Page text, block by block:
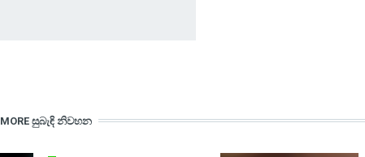
MORE සුබැඳි නිවහන